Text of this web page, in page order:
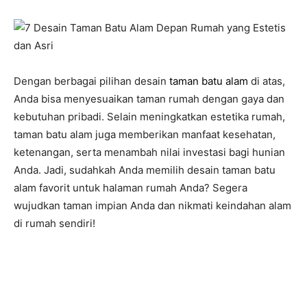
Dengan berbagai pilihan desain taman batu alam di atas,
Anda bisa menyesuaikan taman rumah dengan gaya dan
kebutuhan pribadi. Selain meningkatkan estetika rumah,
taman batu alam juga memberikan manfaat kesehatan,
ketenangan, serta menambah nilai investasi bagi hunian
Anda. Jadi, sudahkah Anda memilih desain taman batu
alam favorit untuk halaman rumah Anda? Segera
wujudkan taman impian Anda dan nikmati keindahan alam
di rumah sendiri!